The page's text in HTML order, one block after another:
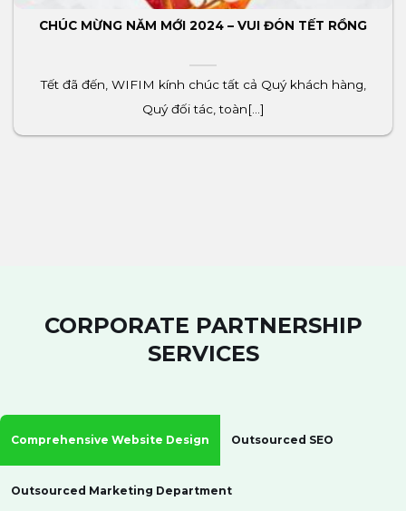
CHÚC MỪNG NĂM MỚI 2024 – VUI ĐÓN TẾT RỒNG
Tết đã đến, WIFIM kính chúc tất cả Quý khách hàng,
Quý đối tác, toàn[...]
CORPORATE PARTNERSHIP
SERVICES
Comprehensive Website Design Outsourced SEO
Outsourced Marketing Department